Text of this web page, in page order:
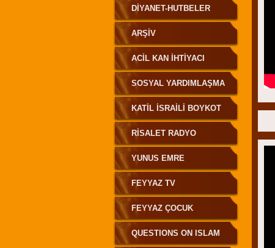
ELHAMDÜLİLLAH
DİYANET-HUTBELER
ARŞİV
ACİL KAN İHTİYACI
SOSYAL YARDIMLAŞMA
KATIL ISRAILI BOYKOT
RISALET RADYO
YUNUS EMRE
FEYYAZ TV
FEYYAZ ÇOCUK
QUESTIONS ON ISLAM